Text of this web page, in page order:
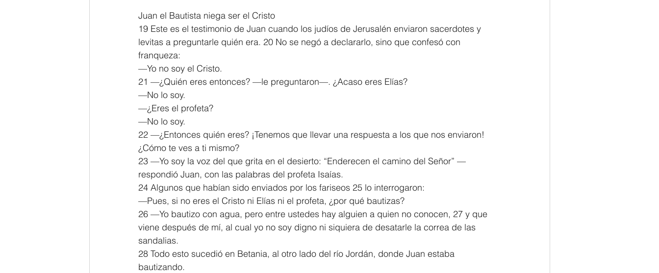
Juan el Bautista niega ser el Cristo
19 Este es el testimonio de Juan cuando los judíos de Jerusalén enviaron sacerdotes y
levitas a preguntarle quién era. 20 No se negó a declararlo, sino que confesó con
franqueza:
—Yo no soy el Cristo.
21 —¿Quién eres entonces? —le preguntaron—. ¿Acaso eres Elías?
—No lo soy.
—¿Eres el profeta?
—No lo soy.
22 —¿Entonces quién eres? ¡Tenemos que llevar una respuesta a los que nos enviaron!
¿Cómo te ves a ti mismo?
23 —Yo soy la voz del que grita en el desierto: “Enderecen el camino del Señor” —
respondió Juan, con las palabras del profeta Isaías.
24 Algunos que habían sido enviados por los fariseos 25 lo interrogaron:
—Pues, si no eres el Cristo ni Elías ni el profeta, ¿por qué bautizas?
26 —Yo bautizo con agua, pero entre ustedes hay alguien a quien no conocen, 27 y que
viene después de mí, al cual yo no soy digno ni siquiera de desatarle la correa de las
sandalias.
28 Todo esto sucedió en Betania, al otro lado del río Jordán, donde Juan estaba
bautizando.